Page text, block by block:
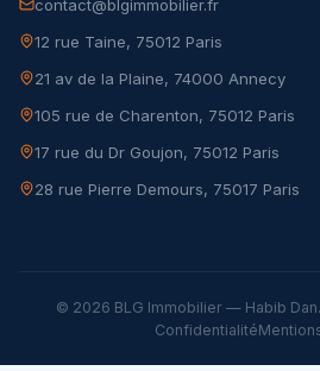
contact@blgimmobilier.fr
12 rue Taine, 75012 Paris
21 av de la Plaine, 74000 Annecy
105 rue de Charenton, 75012 Paris
17 rue du Dr Goujon, 75012 Paris
28 rue Pierre Demours, 75017 Paris
© 2026 BLG Immobilier — Habib
Confidentialité